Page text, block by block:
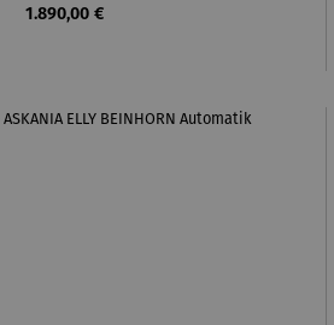
Regulärer Preis:
1.890,00 €